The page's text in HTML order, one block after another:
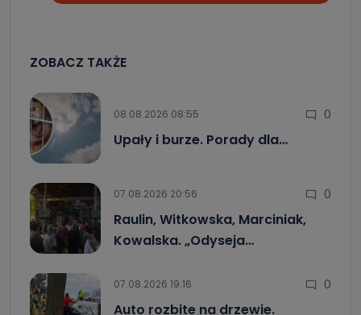
ZOBACZ TAKŻE
08.08.2026 08:55 0
Upały i burze. Porady dla…
07.08.2026 20:56 0
Raulin, Witkowska, Marciniak,
Kowalska. „Odyseja…
07.08.2026 19:16 0
Auto rozbite na drzewie.